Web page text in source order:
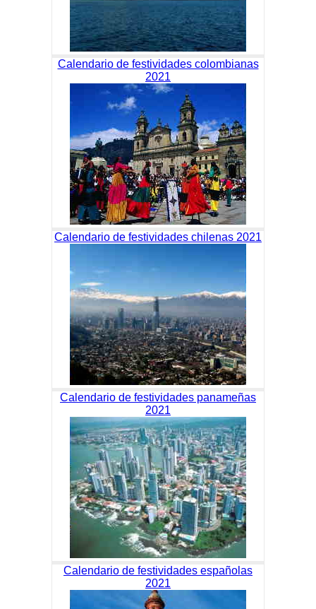
Calendario de festividades colombianas
2021
Calendario de festividades chilenas 2021
Calendario de festividades panameñas
2021
Calendario de festividades españolas
2021